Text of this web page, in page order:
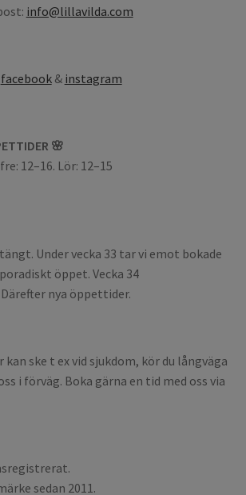
info@lillavilda.com
facebook& instagram
🌸
12–16. Lör: 12–15
Under vecka 33 tar vi emot bokade
öppet. Vecka 34
nya öppettider.
ske t ex vid sjukdom, kör du långväga
i förväg. Boka gärna en tid med oss via
sedan 2011.